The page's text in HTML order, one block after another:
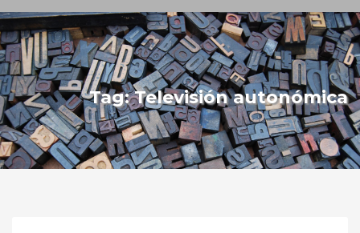
Tag: Televisión autonómica